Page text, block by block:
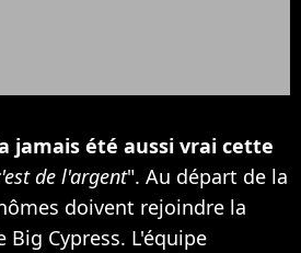
jamais été aussi vrai cette
de l'argent". Au départ de la
doivent rejoindre la
Big Cypress. L'équipe